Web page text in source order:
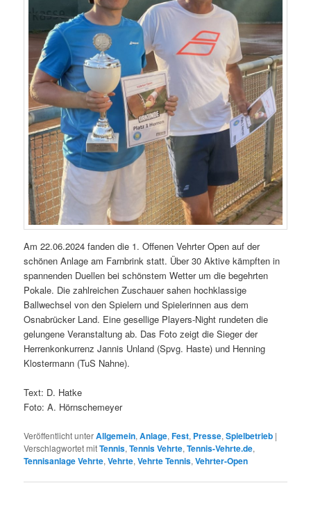
Am 22.06.2024 fanden die 1. Offenen Vehrter Open auf der
schönen Anlage am Farnbrink statt. Über 30 Aktive kämpften in
spannenden Duellen bei schönstem Wetter um die begehrten
Pokale. Die zahlreichen Zuschauer sahen hochklassige
Ballwechsel von den Spielern und Spielerinnen aus dem
Osnabrücker Land. Eine gesellige Players-Night rundeten die
gelungene Veranstaltung ab. Das Foto zeigt die Sieger der
Herrenkonkurrenz Jannis Unland (Spvg. Haste) und Henning
Klostermann (TuS Nahne).
Text: D. Hatke
Foto: A. Hörnschemeyer
Veröffentlicht unterAllgemein,Anlage,Fest, Presse,Spielbetrieb |
Verschlagwortet mitTennis,Tennis Vehrte,Tennis-Vehrte.de,
Tennisanlage Vehrte,Vehrte,Vehrte Tennis,Vehrter-Open